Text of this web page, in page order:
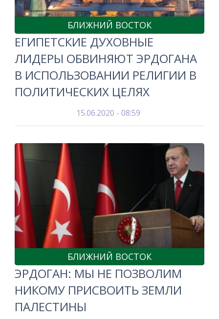
БЛИЖНИЙ ВОСТОК
ЕГИПЕТСКИЕ ДУХОВНЫЕ
ЛИДЕРЫ ОБВИНЯЮТ ЭРДОГАНА
В ИСПОЛЬЗОВАНИИ РЕЛИГИИ В
ПОЛИТИЧЕСКИХ ЦЕЛЯХ
15.06.2020 - 08:59
БЛИЖНИЙ ВОСТОК
ЭРДОГАН: МЫ НЕ ПОЗВОЛИМ
НИКОМУ ПРИСВОИТЬ ЗЕМЛИ
ПАЛЕСТИНЫ